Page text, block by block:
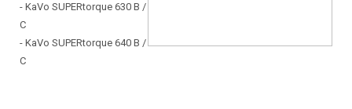
- KaVo SUPERtorque 630 B /
C
- KaVo SUPERtorque 640 B /
C